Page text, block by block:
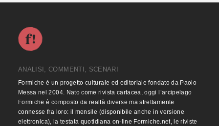
ANALISI, COMMENTI, SCENARI
Formiche è un progetto culturale ed editoriale fondato da Paolo
Messa nel 2004. Nato come rivista cartacea, oggi l’arcipelago
Formiche è composto da realtà diverse ma strettamente
connesse fra loro: il mensile (disponibile anche in versione
elettronica), la testata quotidiana on-line Formiche.net, le riviste